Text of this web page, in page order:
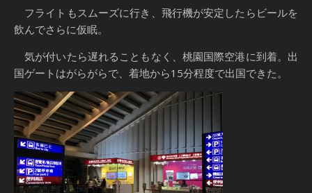
フライトもスムーズに行き、飛行機が安定したらビールを
飲んでさらに仮眠。
気が付いたら遅れることもなく、桃園国際空港に到着。出
国ゲートはがらがらで、着地から15分程度で出国できた。